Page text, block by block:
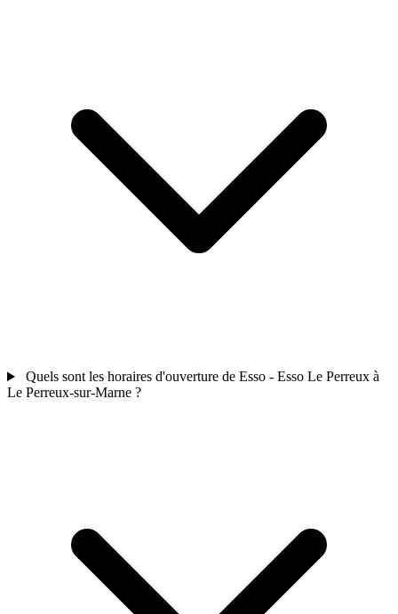
Quels sont les horaires d'ouverture de Esso - Esso Le Perreux à
Le Perreux-sur-Marne ?